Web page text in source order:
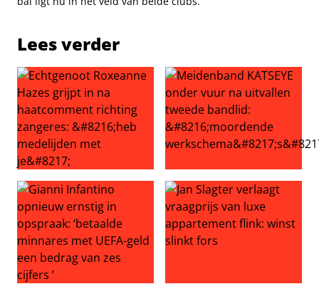
Lees verder
Echtgenoot Roxeanne Hazes grijpt in na haatcomment
Meidenband KATSEYE